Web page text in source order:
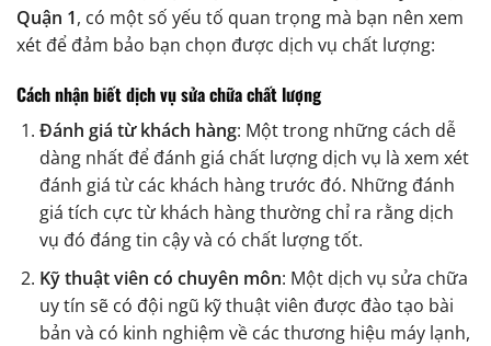
Quận 1, có một số yếu tố quan trọng mà bạn nên xem
xét để đảm bảo bạn chọn được dịch vụ chất lượng:
Cách nhận biết dịch vụ sửa chữa chất lượng
Đánh giá từ khách hàng: Một trong những cách dễ
dàng nhất để đánh giá chất lượng dịch vụ là xem xét
đánh giá từ các khách hàng trước đó. Những đánh
giá tích cực từ khách hàng thường chỉ ra rằng dịch
vụ đó đáng tin cậy và có chất lượng tốt.
Kỹ thuật viên có chuyên môn: Một dịch vụ sửa chữa
uy tín sẽ có đội ngũ kỹ thuật viên được đào tạo bài
bản và có kinh nghiệm về các thương hiệu máy lạnh,